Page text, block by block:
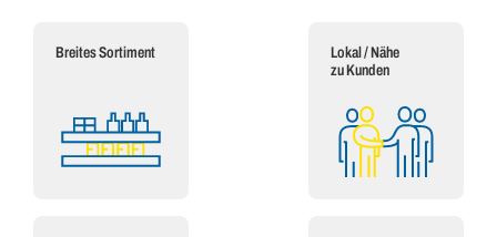
Breites Sortiment
Lokal / Nähe
zu Kunden